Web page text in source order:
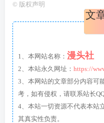
© 版权声明
文
1、本网站名称： 漫头社
2、本站永久网址： https://
3、本网站的文章部分内容可
考，如有侵权，请联系站长
4、本站一切资源不代表本站
其真实性负责。